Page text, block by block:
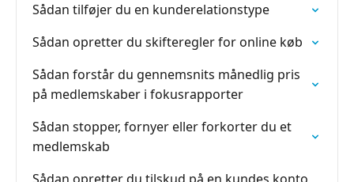
Sådan tilføjer du en kunderelationstype
Sådan opretter du skifteregler for online køb
Sådan forstår du gennemsnits månedlig pris
på medlemskaber i fokusrapporter
Sådan stopper, fornyer eller forkorter du et
medlemskab